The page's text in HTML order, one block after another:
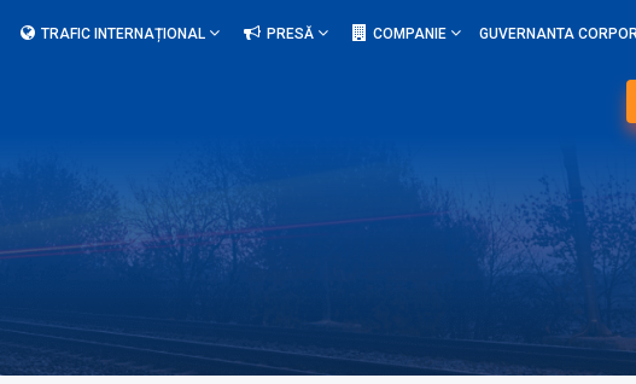
TRAFIC INTERNAȚIONAL PRESĂ COMPANIE GUVERNANTA